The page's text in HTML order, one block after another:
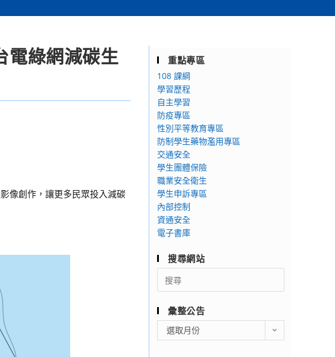
電綠網減碳生
像創作，讓更多民眾投入減碳
重點專區
108 課綱
學習歷程
自主學習
防疫專區
性別平等教育專區
防制學生藥物濫用專區
交通安全
學生團體保險
職業安全衛生
學生申訴專區
內部控制
資通安全
電子書庫
搜尋網站
Search
for:
彙整公告
整
選取月份